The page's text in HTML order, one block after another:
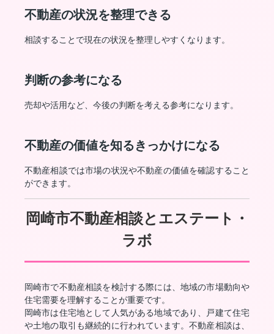
不動産の状況を整理できる
相談することで現在の状況を整理しやすくなります。
判断の参考になる
売却や活用など、今後の判断を考える参考になります。
不動産の価値を知るきっかけになる
不動産相談では市場の状況や不動産の価値を確認すること
ができます。
岡崎市不動産相談とエステート・
ラボ
岡崎市で不動産相談を検討する際には、地域の市場動向や
住宅需要を理解することが重要です。
岡崎市は住宅地として人気がある地域であり、戸建て住宅
や土地の取引も継続的に行われています。不動産相談は、